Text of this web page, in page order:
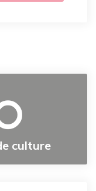
culture